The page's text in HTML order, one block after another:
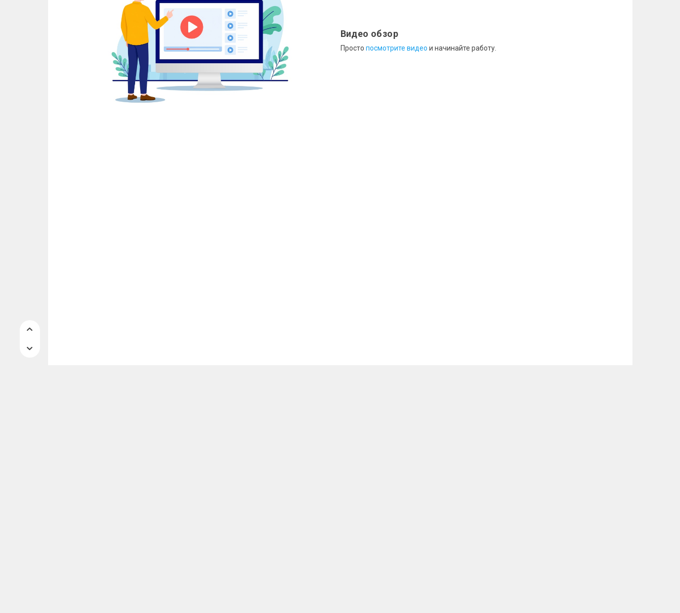
Видео обзор
Просто посмотрите видео и начинайте работу.